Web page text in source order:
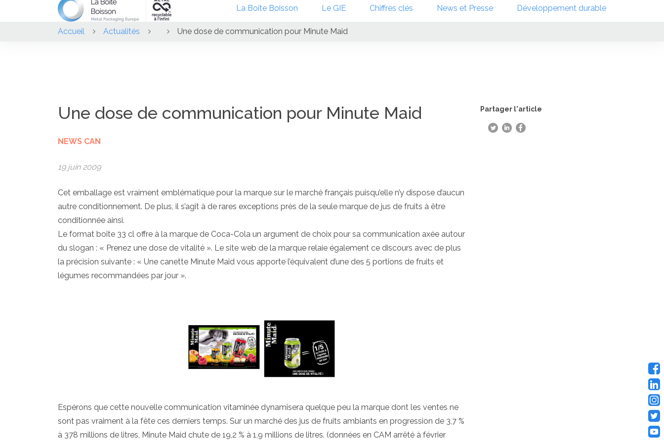
La Boîte Boisson Le GIE Chiffres clés News et Presse Développement durable
Accueil Actualités Une dose de communication pour Minute Maid
Une dose de communication pour Minute Maid
NEWS CAN
19 juin 2009
Cet emballage est vraiment emblématique pour la marque sur le marché français puisqu’elle n’y dispose d’aucun
autre conditionnement. De plus, il s’agit à de rares exceptions près de la seule marque de jus de fruits à être
conditionnée ainsi.
Le format boîte 33 cl offre à la marque de Coca-Cola un argument de choix pour sa communication axée autour
du slogan : « Prenez une dose de vitalité ». Le site web de la marque relaie également ce discours avec de plus
la précision suivante : « Une canette Minute Maid vous apporte l’équivalent d’une des 5 portions de fruits et
légumes recommandées par jour ».
Espérons que cette nouvelle communication vitaminée dynamisera quelque peu la marque dont les ventes ne
sont pas vraiment à la fête ces derniers temps. Sur un marché des jus de fruits ambiants en progression de 3,7 %
à 378 millions de litres, Minute Maid chute de 19,2 % à 1,9 millions de litres. (données en CAM arrêté à février
Partager l'article